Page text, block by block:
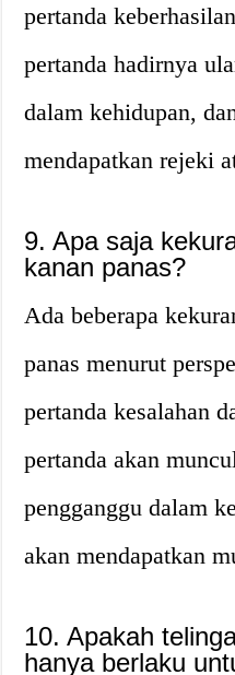
pertanda
pertanda hadirnya
dalam kehidupan,
mendapatkan rejeki
9. Apa saja
kanan panas?
Ada beberapa
panas menurut
pertanda kesalahan
pertanda akan
pengganggu dalam
akan mendapatkan
10. Apakah
hanya berlaku